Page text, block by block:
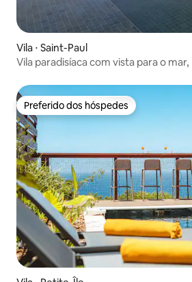
Vila ⋅ Saint-Paul
Vila paradisíaca com vista para o
Preferido dos hóspedes
Preferido dos hóspedes